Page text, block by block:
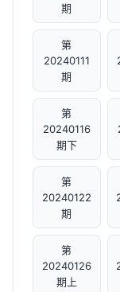
期
第
20240111
期
第
20240116
期下
第
20240122
期
第
20240126
期上